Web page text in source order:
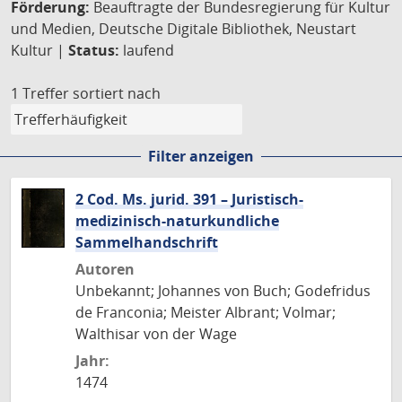
Förderung: Beauftragte der Bundesregierung für Kultur
und Medien, Deutsche Digitale Bibliothek, Neustart
Kultur | Status: laufend
1 Treffer sortiert nach
Filter anzeigen
2 Cod. Ms. jurid. 391 – Juristisch-
medizinisch-naturkundliche
Sammelhandschrift
Autoren
Unbekannt; Johannes von Buch; Godefridus
de Franconia; Meister Albrant; Volmar;
Walthisar von der Wage
Jahr:
1474